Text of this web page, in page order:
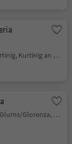
Cortina s.s.d.V./Kurtinig, Kurtinig an der Weinstraße/Cortina sulla Strada del Vino, Alto Adige Wine Road
Glorenza/Glurns, Glurns/Glorenza, Vinschgau/Val Venosta